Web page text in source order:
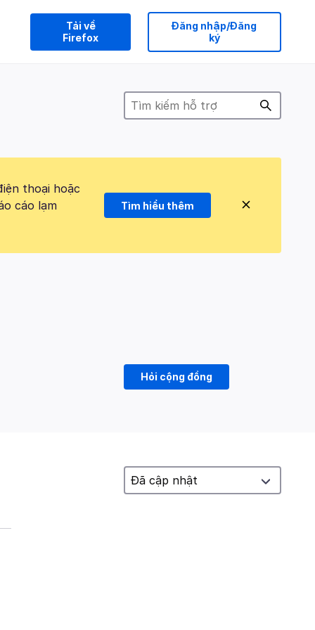
Tải về
Firefox
Đăng nhập/Đăng
ký
thoại hoặc
cáo lạm
Tìm hiểu thêm
Hỏi cộng đồng